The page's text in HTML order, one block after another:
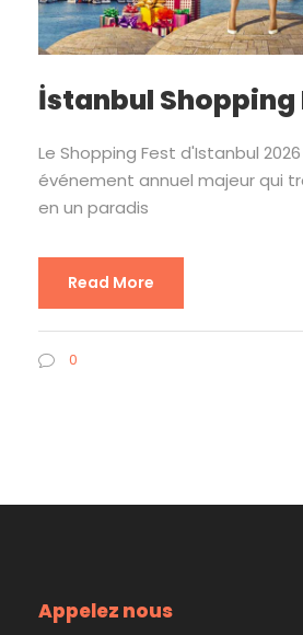
İstanbul Shopping
Le Shopping Fest d'Istanbul
événement annuel majeur qui
en un paradis
Read More
0
Appelez nous